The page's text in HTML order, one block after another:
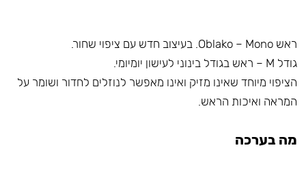
ראש Oblako – Mono. בעיצוב חדש עם ציפוי שחור.
גודל M – ראש בגודל בינוני לעישון יומיומי.
הציפוי מיוחד שאינו מזיק ואינו מאפשר לנוזלים לחדור ושומר על
המראה ואיכות הראש.
מה בערכה